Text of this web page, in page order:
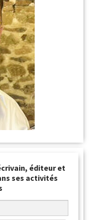
éditeur et
ses activités